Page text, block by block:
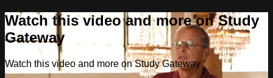
Watch this video and more on Study
Gateway
Watch this video and more on Study Gateway